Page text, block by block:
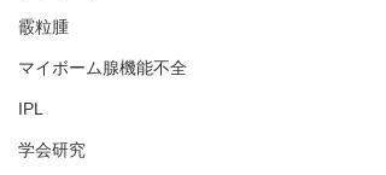
霰粒腫
マイボーム腺機能不全
IPL
学会研究